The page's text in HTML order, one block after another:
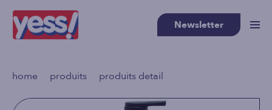
Newsletter
home produits produits detail